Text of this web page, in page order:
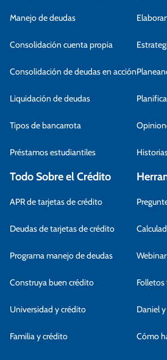
Manejo de deudas
Consolidación cuenta propia
Consolidación de deudas en acción
Liquidación de deudas
Tipos de bancarrota
Préstamos estudiantiles
Todo Sobre el Crédito
APR de tarjetas de crédito
Deudas de tarjetas de crédito
Programa manejo de deudas
Construya buen crédito
Universidad y crédito
Familia y crédito
Daniel
Cómo